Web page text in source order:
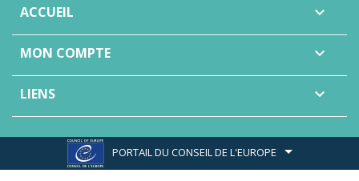
ACCUEIL 
MON COMPTE 
LIENS 
PORTAIL DU CONSEIL DE L'EUROPE